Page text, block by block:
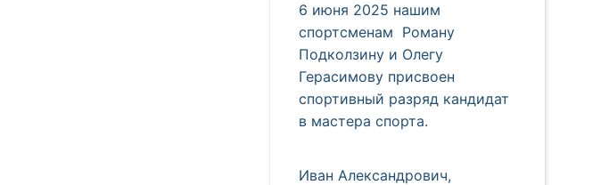
6 июня 2025 нашим
спортсменам Роману
Подколзину и Олегу
Герасимову присвоен
спортивный разряд кандидат
в мастера спорта.
Иван Александрович,